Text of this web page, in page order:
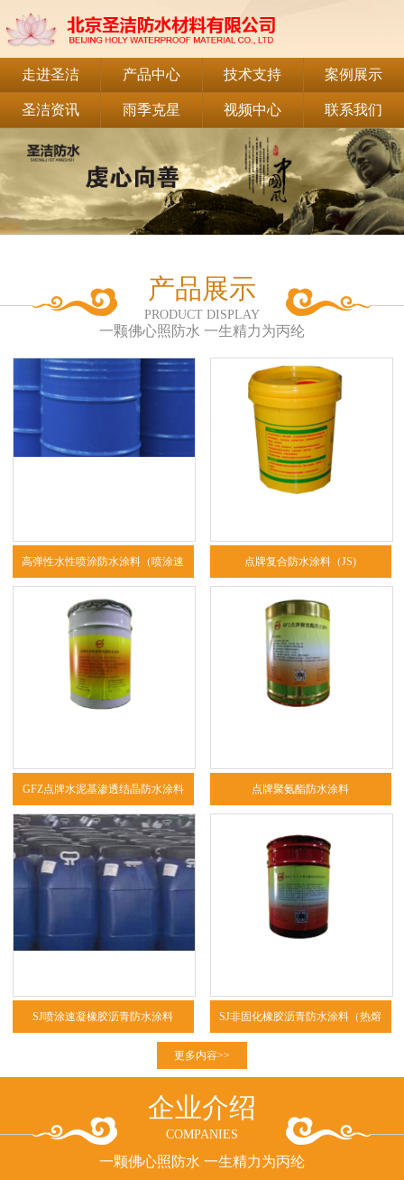
走进圣洁 产品中心 技术支持 案例展示
圣洁资讯 雨季克星 视频中心 联系我们
产品展示
PRODUCT DISPLAY
一颗佛心照防水 一生精力为丙纶
高弹性水性喷涂防水涂料（喷涂速 点牌复合防水涂料（JS)
GFZ点牌水泥基渗透结晶防水涂料 点牌聚氨酯防水涂料
SJ喷涂速凝橡胶沥青防水涂料 SJ非固化橡胶沥青防水涂料（热熔
更多内容>>
企业介绍
COMPANIES
一颗佛心照防水 一生精力为丙纶